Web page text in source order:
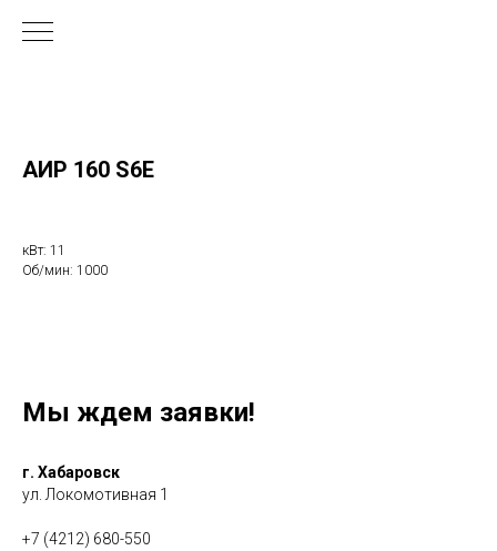
АИР 160 S6Е
кВт: 11
Об/мин: 1000
Мы ждем заявки!
г. Хабаровск
ул. Локомотивная 1
+7 (4212) 680-550